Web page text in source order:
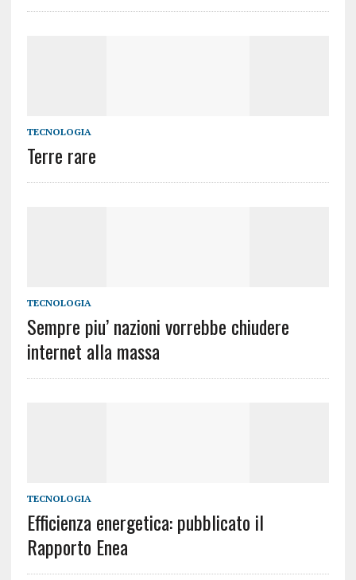
TECNOLOGIA
Terre rare
TECNOLOGIA
Sempre piu’ nazioni vorrebbe chiudere
internet alla massa
TECNOLOGIA
Efficienza energetica: pubblicato il
Rapporto Enea